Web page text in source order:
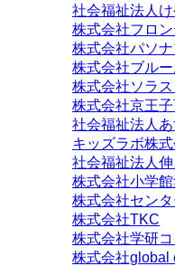
社会福祉法人
株式会社フロ
株式会社パソ
株式会社ブルー
株式会社ソラス
株式会社京王
社会福祉法人
キッズラボ株
社会福祉法人
株式会社小学
株式会社センタ
株式会社TKC
株式会社学研
株式会社global